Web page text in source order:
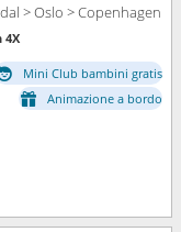
> Oslo > Copenhagen
4X
Mini Club bambini gratis
Animazione a bordo